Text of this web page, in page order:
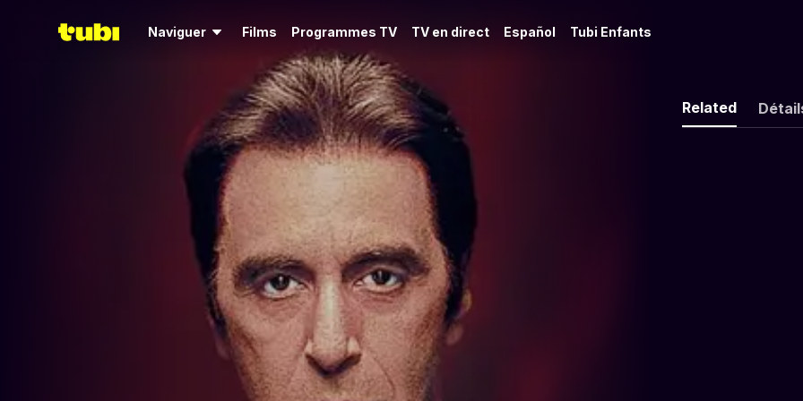
Naviguer Films Programmes TV TV en direct Español Tubi Enfants
Related